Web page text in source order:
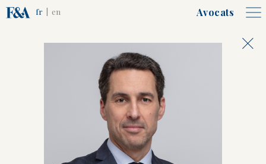
Avocats
fr en
Associés, Counsels et
Collaborateurs
Frêche
François-Charles